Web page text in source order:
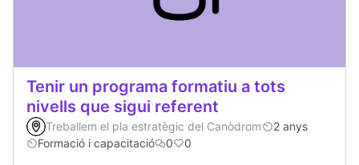
Tenir un programa formatiu a tots
nivells que sigui referent
Treballem el pla estratègic del Canòdrom
2 anys
Formació i capacitació
0 0